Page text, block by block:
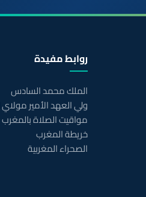
روابط مفيدة
الملك محمد السادس
ولي العهد الأمير
مواقيت الصلاة بالمغرب
خريطة المغرب
الصحراء المغربية